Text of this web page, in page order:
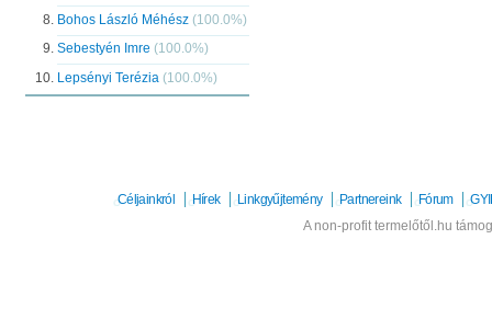
Bohos László Méhész (100.0%)
Sebestyén Imre (100.0%)
Lepsényi Terézia (100.0%)
Céljainkról Hírek Linkgyűjtemény Partnereink Fórum
A non-profit termelőtől.hu